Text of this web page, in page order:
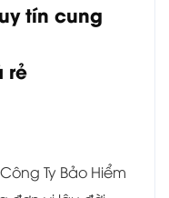
tín cung
rẻ
Ty Bảo Hiểm